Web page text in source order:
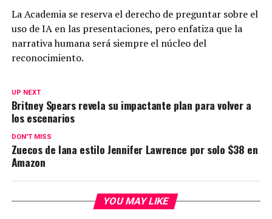
La Academia se reserva el derecho de preguntar sobre el
uso de IA en las presentaciones, pero enfatiza que la
narrativa humana será siempre el núcleo del
reconocimiento.
UP NEXT
Britney Spears revela su impactante plan para volver a
los escenarios
DON'T MISS
Zuecos de lana estilo Jennifer Lawrence por solo $38 en
Amazon
YOU MAY LIKE